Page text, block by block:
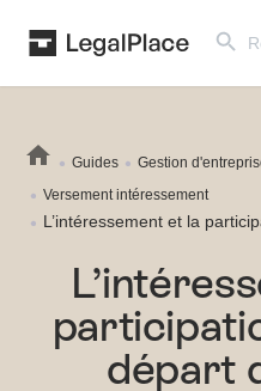
Guides Gestion
Versement intéressement
L’intéressement et la
départ